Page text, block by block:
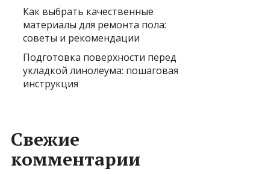
Как выбрать качественные
материалы для ремонта пола:
советы и рекомендации
Подготовка поверхности перед
укладкой линолеума: пошаговая
инструкция
Свежие
комментарии